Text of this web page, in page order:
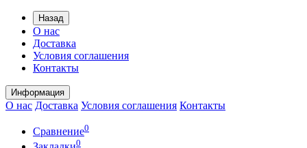
Назад
О нас
Доставка
Условия соглашения
Контакты
Информация
О нас Доставка Условия соглашения Контакты
Сравнение0
0